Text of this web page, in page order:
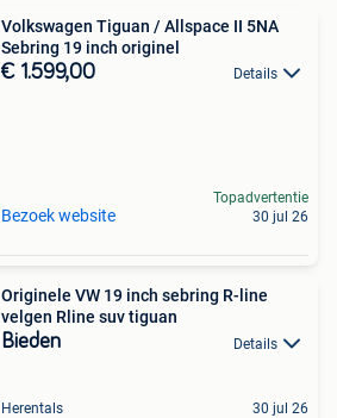
Volkswagen Tiguan / Allspace II 5NA
Sebring 19 inch originel
€ 1.599,00 Details
Bezoek website
Topadvertentie
30 jul 26
Originele VW 19 inch sebring R-line
velgen Rline suv tiguan
Bieden Details
Herentals 30 jul 26